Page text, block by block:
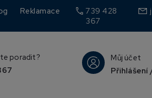
Reklamace call 739 428
367
Můj účet
Přihlášení
poradit?